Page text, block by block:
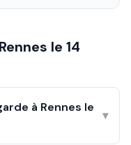
Rennes le 14
à Rennes le
▾